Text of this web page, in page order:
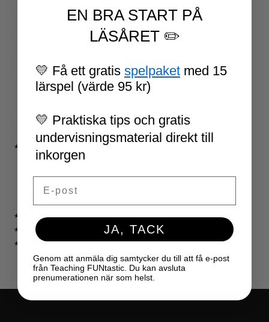
SKOLSTART
FN-DAGEN
★ LÄRARVERKTYG
KLASSRUMSDEKORATION
KLASSRUMSORGANISATION
★ SPEL
★ GRATIS
★ LICENSER
EN BRA START PÅ
LÄSÅRET ✏️
💛 Få ett gratis spelpaket med 15
lärspel (värde 95 kr)
💛 Praktiska tips och gratis
undervisningsmaterial direkt till
inkorgen
JA, TACK
Genom att anmäla dig samtycker du till att få e-post
från Teaching FUNtastic. Du kan avsluta
prenumerationen när som helst.